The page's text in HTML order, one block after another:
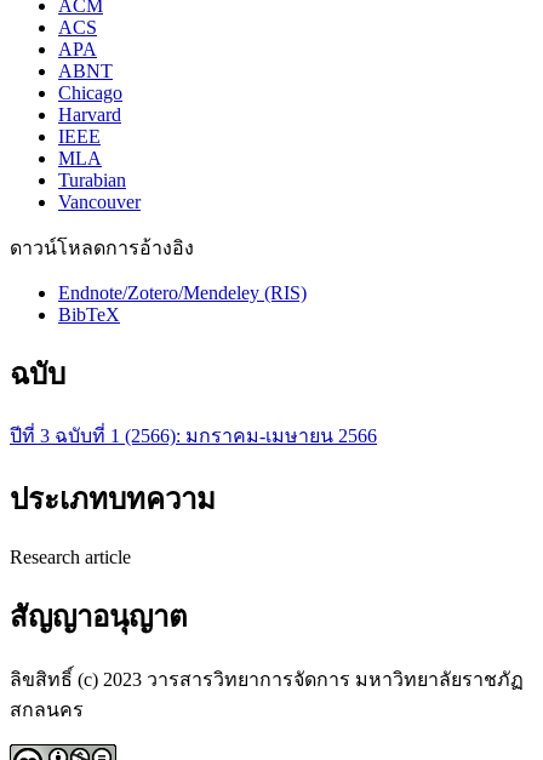
ACM
ACS
APA
ABNT
Chicago
Harvard
IEEE
MLA
Turabian
Vancouver
ดาวน์โหลดการอ้างอิง
Endnote/Zotero/Mendeley (RIS)
BibTeX
ฉบับ
ปีที่ 3 ฉบับที่ 1 (2566): มกราคม-เมษายน 2566
ประเภทบทความ
Research article
สัญญาอนุญาต
ลิขสิทธิ์ (c) 2023 วารสารวิทยาการจัดการ มหาวิทยาลัยราชภัฏ
สกลนคร